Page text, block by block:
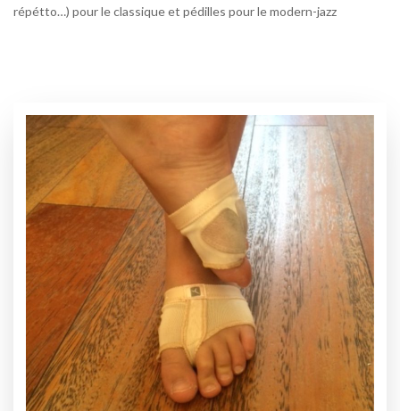
répétto…) pour le classique et pédilles pour le modern-jazz